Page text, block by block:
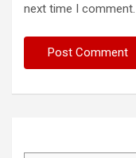
next time I comment.